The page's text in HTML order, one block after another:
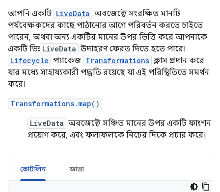
আপনি একটি LiveData অবজেক্টে সংরক্ষিত মানটি
পর্যবেক্ষকদের কাছে পাঠানোর আগে পরিবর্তন করতে চাইতে
পারেন, অথবা অন্য একটির মানের উপর ভিত্তি করে আপনাকে
একটি ভিন্ন LiveData উদাহরণ ফেরত দিতে হতে পারে।
Lifecycle প্যাকেজ Transformations ক্লাস প্রদান করে
যার মধ্যে সাহায্যকারী পদ্ধতি রয়েছে যা এই পরিস্থিতিতে সমর্থন
করে।
Transformations.map()
LiveData অবজেক্টে সঞ্চিত মানের উপর একটি ফাংশন
প্রয়োগ করে, এবং ফলাফলকে নিচের দিকে প্রচার করে।
কোটলিন জাভা